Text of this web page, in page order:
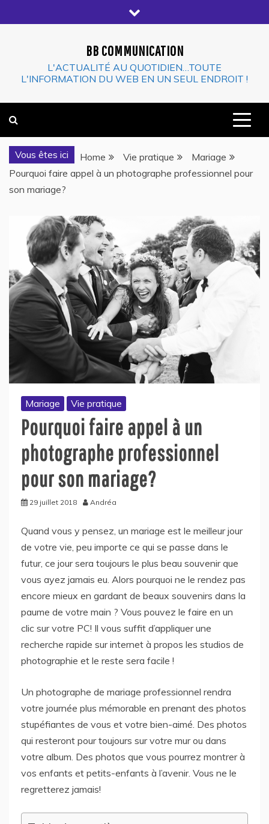
to
BB COMMUNICATION
L'ACTUALITÉ AU QUOTIDIEN…TOUTE
L'INFORMATION DU WEB EN UN SEUL ENDROIT !
Vous êtes ici Home Vie pratique
Mariage
Pourquoi faire appel à un photographe professionnel pour
son mariage?
Mariage Vie pratique
Pourquoi faire appel à un
photographe professionnel
pour son mariage?
29 juillet 2018 Andréa
Quand vous y pensez, un mariage est le meilleur jour
de votre vie, peu importe ce qui se passe dans le
futur, ce jour sera toujours le plus beau souvenir que
vous ayez jamais eu. Alors pourquoi ne le rendez pas
encore mieux en gardant de beaux souvenirs dans la
paume de votre main ? Vous pouvez le faire en un
clic sur votre PC! Il vous suffit d’appliquer une
recherche rapide sur internet à propos les studios de
photographie et le reste sera facile !
Un photographe de mariage professionnel rendra
votre journée plus mémorable en prenant des photos
stupéfiantes de vous et votre bien-aimé. Des photos
qui resteront pour toujours sur votre mur ou dans
votre album. Des photos que vous pourrez montrer à
vos enfants et petits-enfants à l’avenir. Vous ne le
regretterez jamais!